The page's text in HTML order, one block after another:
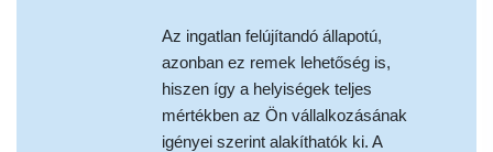
Az ingatlan felújítandó állapotú,
azonban ez remek lehetőség is,
hiszen így a helyiségek teljes
mértékben az Ön vállalkozásának
igényei szerint alakíthatók ki. A